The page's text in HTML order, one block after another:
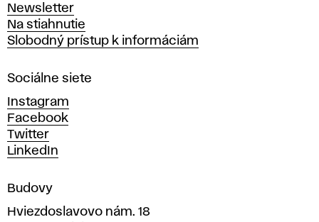
v
a
r
ý
c
h
u
m
e
í
v
Newsletter
Na stiahnutie
Slobodný prístup k informáciám
Sociálne siete
Instagram
Facebook
Twitter
LinkedIn
Budovy
Hviezdoslavovo nám. 18